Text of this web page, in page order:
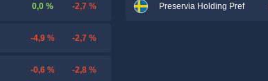
0,0 % -2,7 %
-4,9 % -2,7 %
-0,6 % -2,8 %
Preservia Holding Pref